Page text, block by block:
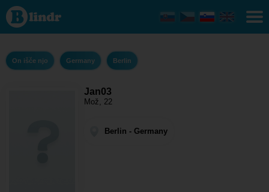
Jan03
- On
išče
njo
On išče njo Germany Berlin
Jan03
Mož, 22
Berlin - Germany